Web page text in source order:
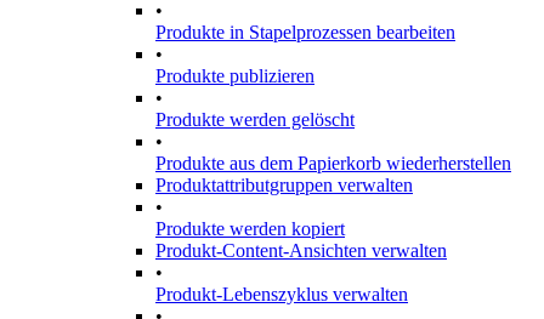
•
Produkte in Stapelprozessen bearbeiten
•
Produkte publizieren
•
Produkte werden gelöscht
•
Produkte aus dem Papierkorb wiederherstellen
Produktattributgruppen verwalten
•
Produkte werden kopiert
Produkt-Content-Ansichten verwalten
•
Produkt-Lebenszyklus verwalten